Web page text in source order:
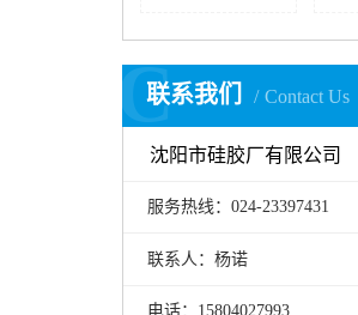
联系我们 Contact Us
C
沈阳市硅胶厂有限公司
服务热线：024-23397431
联系人：杨诺
电话：15804027993